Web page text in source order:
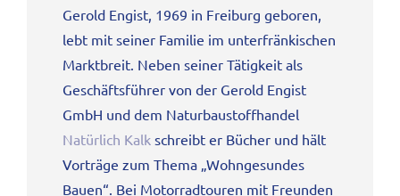
Gerold Engist, 1969 in Freiburg geboren,
lebt mit seiner Familie im unterfränkischen
Marktbreit. Neben seiner Tätigkeit als
Geschäftsführer von der Gerold Engist
GmbH und dem Naturbaustoffhandel
Natürlich Kalk schreibt er Bücher und hält
Vorträge zum Thema „Wohngesundes
Bauen“. Bei Motorradtouren mit Freunden